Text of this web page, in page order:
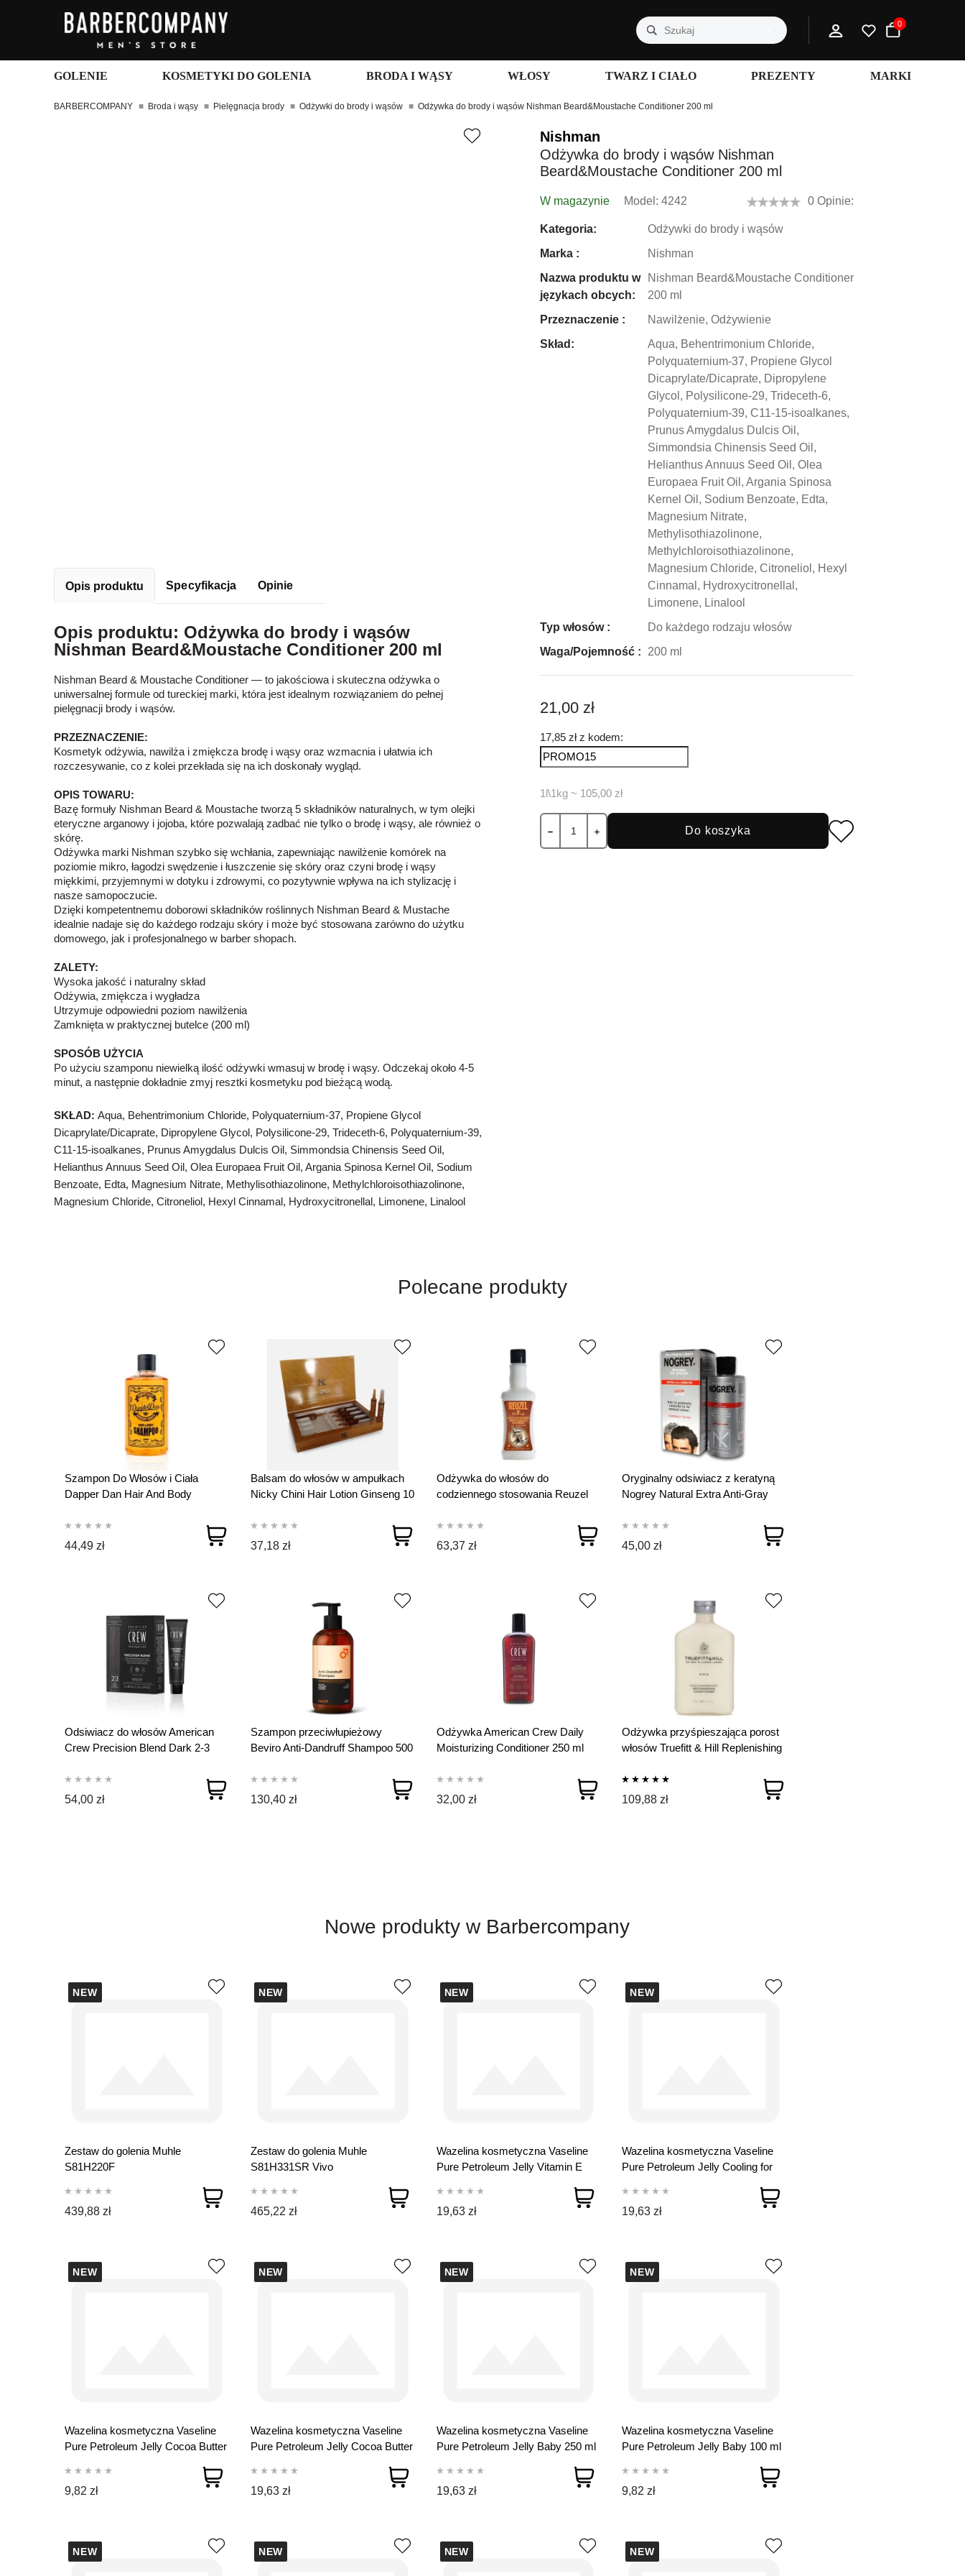
0
GOLENIE KOSMETYKI DO GOLENIA BRODA I WĄSY WŁOSY TWARZ I CIAŁO PREZENTY MARKI
BARBERCOMPANY Broda i wąsy Pielęgnacja brody Odżywki do brody i wąsów Odżywka do brody i wąsów Nishman Beard&Moustache Conditioner 200 ml
Opis produktu Specyfikacja Opinie
Opis produktu: Odżywka do brody i wąsów
Nishman Beard&Moustache Conditioner 200 ml
Nishman Beard & Moustache Conditioner — to jakościowa i skuteczna odżywka o
uniwersalnej formule od tureckiej marki, która jest idealnym rozwiązaniem do pełnej
pielęgnacji brody i wąsów.
PRZEZNACZENIE:
Kosmetyk odżywia, nawilża i zmiękcza brodę i wąsy oraz wzmacnia i ułatwia ich
rozczesywanie, co z kolei przekłada się na ich doskonały wygląd.
OPIS TOWARU:
Bazę formuły Nishman Beard & Moustache tworzą 5 składników naturalnych, w tym olejki
eteryczne arganowy i jojoba, które pozwalają zadbać nie tylko o brodę i wąsy, ale również o
skórę.
Odżywka marki Nishman szybko się wchłania, zapewniając nawilżenie komórek na
poziomie mikro, łagodzi swędzenie i łuszczenie się skóry oraz czyni brodę i wąsy
miękkimi, przyjemnymi w dotyku i zdrowymi, co pozytywnie wpływa na ich stylizację i
nasze samopoczucie.
Dzięki kompetentnemu doborowi składników roślinnych Nishman Beard & Mustache
idealnie nadaje się do każdego rodzaju skóry i może być stosowana zarówno do użytku
domowego, jak i profesjonalnego w barber shopach.
ZALETY:
Wysoka jakość i naturalny skład
Odżywia, zmiękcza i wygładza
Utrzymuje odpowiedni poziom nawilżenia
Zamknięta w praktycznej butelce (200 ml)
SPOSÓB UŻYCIA
Po użyciu szamponu niewielką ilość odżywki wmasuj w brodę i wąsy. Odczekaj około 4-5
minut, a następnie dokładnie zmyj resztki kosmetyku pod bieżącą wodą.
SKŁAD: Aqua, Behentrimonium Chloride, Polyquaternium-37, Propiene Glycol
Dicaprylate/Dicaprate, Dipropylene Glycol, Polysilicone-29, Trideceth-6, Polyquaternium-39,
C11-15-isoalkanes, Prunus Amygdalus Dulcis Oil, Simmondsia Chinensis Seed Oil,
Helianthus Annuus Seed Oil, Olea Europaea Fruit Oil, Argania Spinosa Kernel Oil, Sodium
Benzoate, Edta, Magnesium Nitrate, Methylisothiazolinone, Methylchloroisothiazolinone,
Magnesium Chloride, Citroneliol, Hexyl Cinnamal, Hydroxycitronellal, Limonene, Linalool
Nishman
Odżywka do brody i wąsów Nishman
Beard&Moustache Conditioner 200 ml
W magazynie Model: 4242 0 Opinie:
Kategoria:
Odżywki do brody i wąsów
Marka :
Nishman
Nazwa produktu w
językach obcych:
Nishman Beard&Moustache Conditioner
200 ml
Przeznaczenie :
Nawilżenie, Odżywienie
Skład:
Aqua, Behentrimonium Chloride,
Polyquaternium-37, Propiene Glycol
Dicaprylate/Dicaprate, Dipropylene
Glycol, Polysilicone-29, Trideceth-6,
Polyquaternium-39, C11-15-isoalkanes,
Prunus Amygdalus Dulcis Oil,
Simmondsia Chinensis Seed Oil,
Helianthus Annuus Seed Oil, Olea
Europaea Fruit Oil, Argania Spinosa
Kernel Oil, Sodium Benzoate, Edta,
Magnesium Nitrate,
Methylisothiazolinone,
Methylchloroisothiazolinone,
Magnesium Chloride, Citroneliol, Hexyl
Cinnamal, Hydroxycitronellal,
Limonene, Linalool
Typ włosów :
Do każdego rodzaju włosów
Waga/Pojemność :
200 ml
21,00 zł
17,85 zł z kodem:
1l\1kg ~ 105,00 zł
Do koszyka
Polecane produkty
Szampon Do Włosów i Ciała
Dapper Dan Hair And Body
44,49 zł
Balsam do włosów w ampułkach
Nicky Chini Hair Lotion Ginseng 10
37,18 zł
Odżywka do włosów do
codziennego stosowania Reuzel
63,37 zł
Oryginalny odsiwiacz z keratyną
Nogrey Natural Extra Anti-Gray
45,00 zł
Odsiwiacz do włosów American
Crew Precision Blend Dark 2-3
54,00 zł
Szampon przeciwłupieżowy
Beviro Anti-Dandruff Shampoo 500
130,40 zł
Odżywka American Crew Daily
Moisturizing Conditioner 250 ml
32,00 zł
Odżywka przyśpieszająca porost
włosów Truefitt & Hill Replenishing
109,88 zł
Nowe produkty w Barbercompany
NEW
Zestaw do golenia Muhle
S81H220F
439,88 zł
NEW
Zestaw do golenia Muhle
S81H331SR Vivo
465,22 zł
NEW
Wazelina kosmetyczna Vaseline
Pure Petroleum Jelly Vitamin E
19,63 zł
NEW
Wazelina kosmetyczna Vaseline
Pure Petroleum Jelly Cooling for
19,63 zł
NEW
Wazelina kosmetyczna Vaseline
Pure Petroleum Jelly Cocoa Butter
9,82 zł
NEW
Wazelina kosmetyczna Vaseline
Pure Petroleum Jelly Cocoa Butter
19,63 zł
NEW
Wazelina kosmetyczna Vaseline
Pure Petroleum Jelly Baby 250 ml
19,63 zł
NEW
Wazelina kosmetyczna Vaseline
Pure Petroleum Jelly Baby 100 ml
9,82 zł
NEW NEW NEW NEW